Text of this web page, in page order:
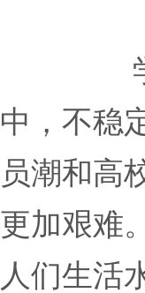
学厨师
中，不稳
员潮和高
更加艰难
人们生活